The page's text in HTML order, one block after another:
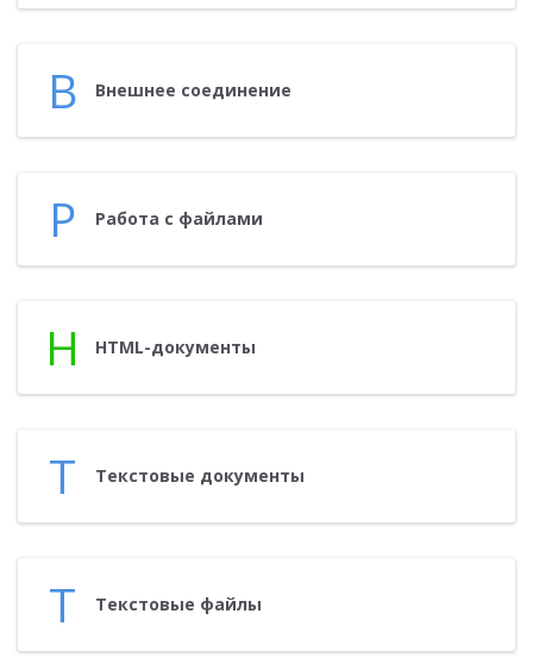
В Внеш­нее со­еди­нение
Р Ра­бота с фай­ла­ми
H HTML-до­кумен­ты
Т Тек­сто­вые до­кумен­ты
Т Тек­сто­вые фай­лы